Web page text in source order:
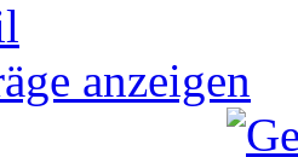
anzeigen